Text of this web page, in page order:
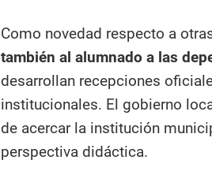
Como novedad respecto a
también al alumnado a las
desarrollan recepciones
institucionales. El gobierno
de acercar la institución
perspectiva didáctica.